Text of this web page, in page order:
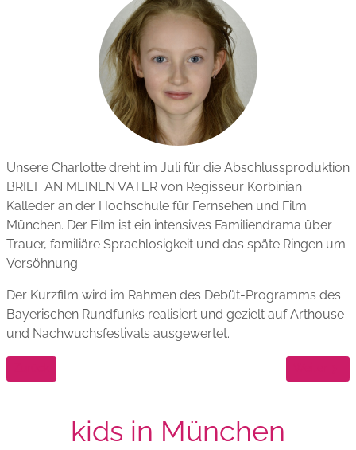
Unsere Charlotte dreht im Juli für die Abschlussproduktion
BRIEF AN MEINEN VATER von Regisseur Korbinian
Kalleder an der Hochschule für Fernsehen und Film
München. Der Film ist ein intensives Familiendrama über
Trauer, familiäre Sprachlosigkeit und das späte Ringen um
Versöhnung.
Der Kurzfilm wird im Rahmen des Debüt-Programms des
Bayerischen Rundfunks realisiert und gezielt auf Arthouse-
und Nachwuchsfestivals ausgewertet.
kids in München